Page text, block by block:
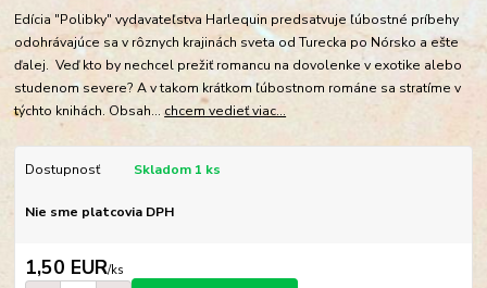
Edícia "Polibky" vydavateľstva Harlequin predsatvuje ľúbostné príbehy
odohrávajúce sa v rôznych krajinách sveta od Turecka po Nórsko a ešte
ďalej. Veď kto by nechcel prežiť romancu na dovolenke v exotike alebo
studenom severe? A v takom krátkom ľúbostnom románe sa stratíme v
týchto knihách. Obsah...chcem vedieť viac...
Dostupnosť Skladom 1 ks
Nie sme platcovia DPH
1,50 EUR/ks